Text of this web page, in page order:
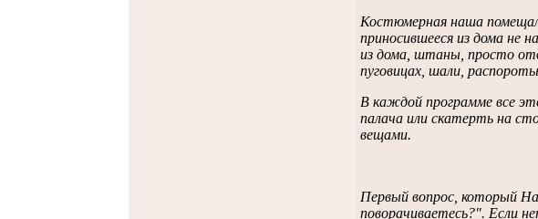
Костюмерная наша
приносившееся из дома не
из дома, штаны, просто
пуговицах, шали,
В каждой программе все
палача или скатерть на
вещами.
Первый вопрос, который
поворачиваетесь?". Если